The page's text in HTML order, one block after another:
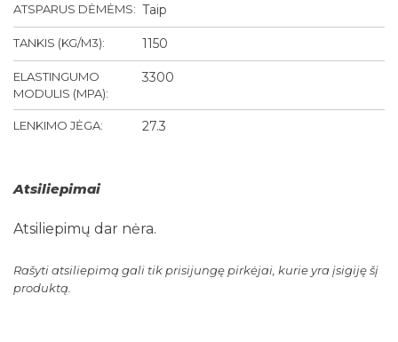
ATSPARUS DĖMĖMS: Taip
TANKIS (KG/M3): 1150
ELASTINGUMO
MODULIS (MPA):
3300
LENKIMO JĖGA: 27.3
Atsiliepimai
Atsiliepimų dar nėra.
Rašyti atsiliepimą gali tik prisijungę pirkėjai, kurie yra įsigiję šį
produktą.